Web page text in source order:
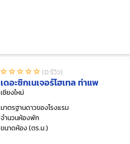
(0 รีวิว)
เดอะซิกเนเจอร์โฮเทล ท่าแพ
เชียงใหม่
มาตรฐานดาวของโรงแรม
จำนวนห้องพัก
ขนาดห้อง (ตร.ม.)